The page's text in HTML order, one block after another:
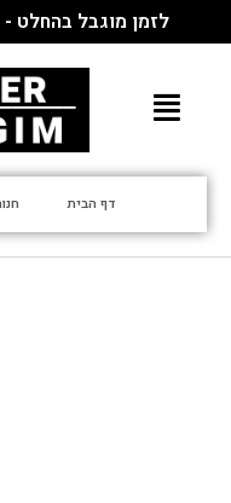
לזמן מוגבל בהחלט - |זוג אחד =
דף הבית